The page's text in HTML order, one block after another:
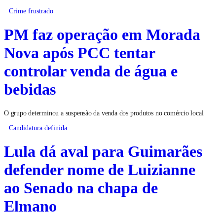
Crime frustrado
PM faz operação em Morada
Nova após PCC tentar
controlar venda de água e
bebidas
O grupo determinou a suspensão da venda dos produtos no comércio local
Candidatura definida
Lula dá aval para Guimarães
defender nome de Luizianne
ao Senado na chapa de
Elmano